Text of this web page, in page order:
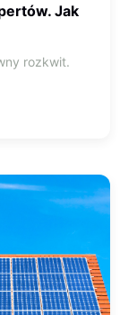
Jak
rozkwit.